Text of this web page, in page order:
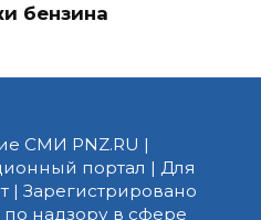
бензина
СМИ PNZ.RU |
портал | Для
| Зарегистрировано
надзору в сфере